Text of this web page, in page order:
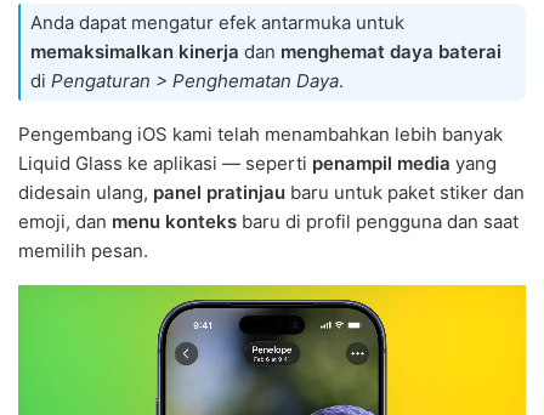
Anda dapat mengatur efek antarmuka untuk
memaksimalkan kinerja dan menghemat daya baterai
di Pengaturan > Penghematan Daya.
Pengembang iOS kami telah menambahkan lebih banyak
Liquid Glass ke aplikasi — seperti penampil media yang
didesain ulang, panel pratinjau baru untuk paket stiker dan
emoji, dan menu konteks baru di profil pengguna dan saat
memilih pesan.